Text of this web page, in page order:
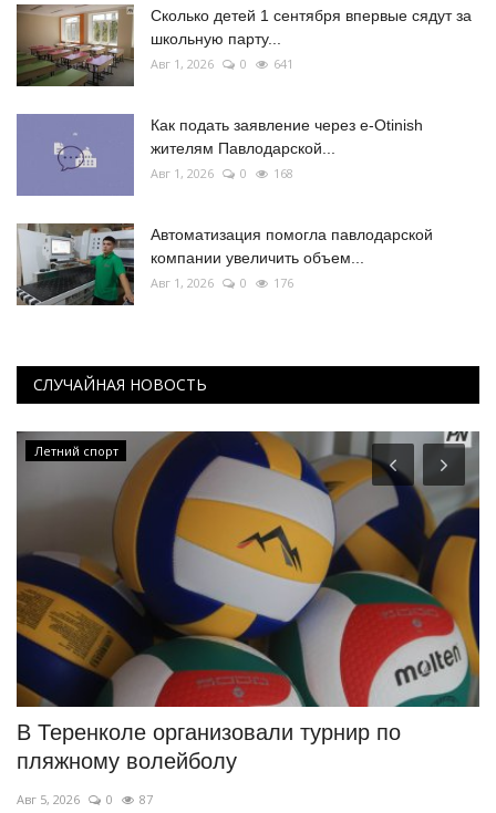
Сколько детей 1 сентября впервые сядут за
школьную парту...
Авг 1, 2026 0 641
Как подать заявление через e-Otinish
жителям Павлодарской...
Авг 1, 2026 0 168
Автоматизация помогла павлодарской
компании увеличить объем...
Авг 1, 2026 0 176
СЛУЧАЙНАЯ НОВОСТЬ
Летний спорт
В Теренколе организовали турнир по
пляжному волейболу
Авг 5, 2026 0 87